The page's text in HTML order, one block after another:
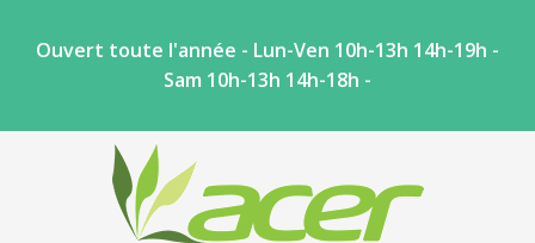
Ouvert toute l'année - Lun-Ven 10h-13h 14h-19h -
Sam 10h-13h 14h-18h -